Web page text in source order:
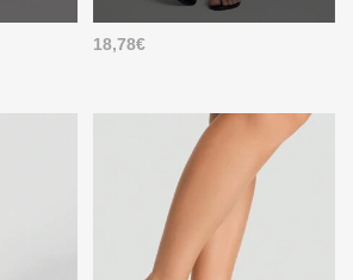
18,78€